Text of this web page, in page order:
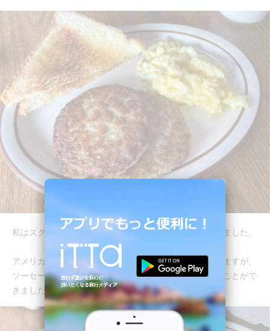
私はスクランブルエッグとソーセージ、トーストを頼みました。
アメリカの通常の料理のサイズに比べて少なそうに見えますが、
ソーセージはとても満足感があり、お腹いっぱい食べることがで
きました。